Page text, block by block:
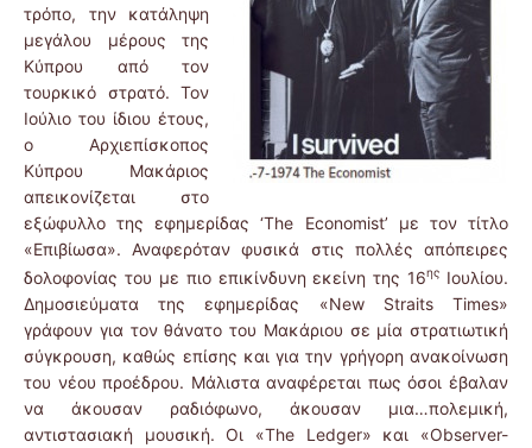
τρόπο, την κατάληψη
μεγάλου μέρους της
Κύπρου από τον
τουρκικό στρατό. Τον
Ιούλιο του ίδιου έτους,
ο Αρχιεπίσκοπος
Κύπρου Μακάριος
απεικονίζεται στο
εξώφυλλο της εφημερίδας ‘The Economist’ με τον τίτλο
«Επιβίωσα». Αναφερόταν φυσικά στις πολλές απόπειρες
δολοφονίας του με πιο επικίνδυνη εκείνη της 16ης Ιουλίου.
Δημοσιεύματα της εφημερίδας «New Straits Times»
γράφουν για τον θάνατο του Μακάριου σε μία στρατιωτική
σύγκρουση, καθώς επίσης και για την γρήγορη ανακοίνωση
του νέου προέδρου. Μάλιστα αναφέρεται πως όσοι έβαλαν
να άκουσαν ραδιόφωνο, άκουσαν μια…πολεμική,
αντιστασιακή μουσική. Οι «The Ledger» και «Observer-